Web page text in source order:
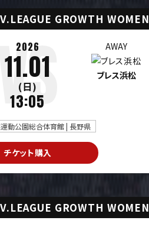
GROWTH WOMEN
2026
11.01
(日)
13:05
AWAY
ブレス浜松
動公園総合体育館 | 長野県
チケット購入
GROWTH WOMEN